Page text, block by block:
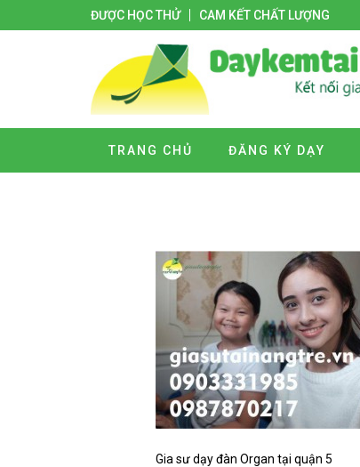
ĐƯỢC HỌC THỬ CAM KẾT CHẤT LƯỢNG
TRANG CHỦ ĐĂNG KÝ DẠY
Gia sư dạy đàn Organ tại quận 5